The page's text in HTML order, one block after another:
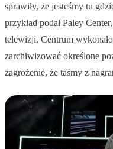
sprawiły, że jesteśmy tu
przykład podał Paley
telewizji. Centrum
zarchiwizować określone
zagrożenie, że taśmy z